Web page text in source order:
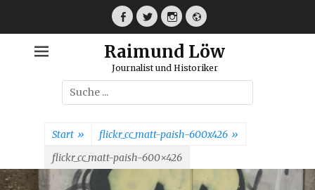
Facebook
TwitterInstagramWebseite
Raimund Löw
Journalist und Historiker
Suche
nach:
Start » flickr_cc_matt-paish-600x426 »
flickr_cc_matt-paish-600×426